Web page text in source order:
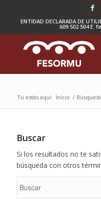
ENTIDAD DECLARADA DE
609 502 504 E.
Tú estás aquí: Inicio /
Buscar
Si los resultados no te
búsqueda con otros